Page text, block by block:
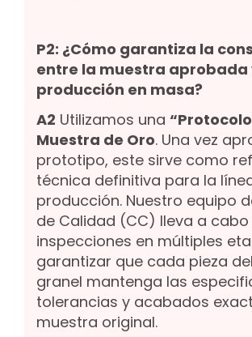
P2: ¿Cómo garantiza la
entre la muestra aprobada
producción en masa?
A2 Utilizamos una
Muestra de Oro. Una vez
prototipo, este sirve como
técnica definitiva para la
producción. Nuestro equipo
de Calidad (CC) lleva a cabo
inspecciones en múltiples
garantizar que cada pieza
granel mantenga las
tolerancias y acabados
muestra original.